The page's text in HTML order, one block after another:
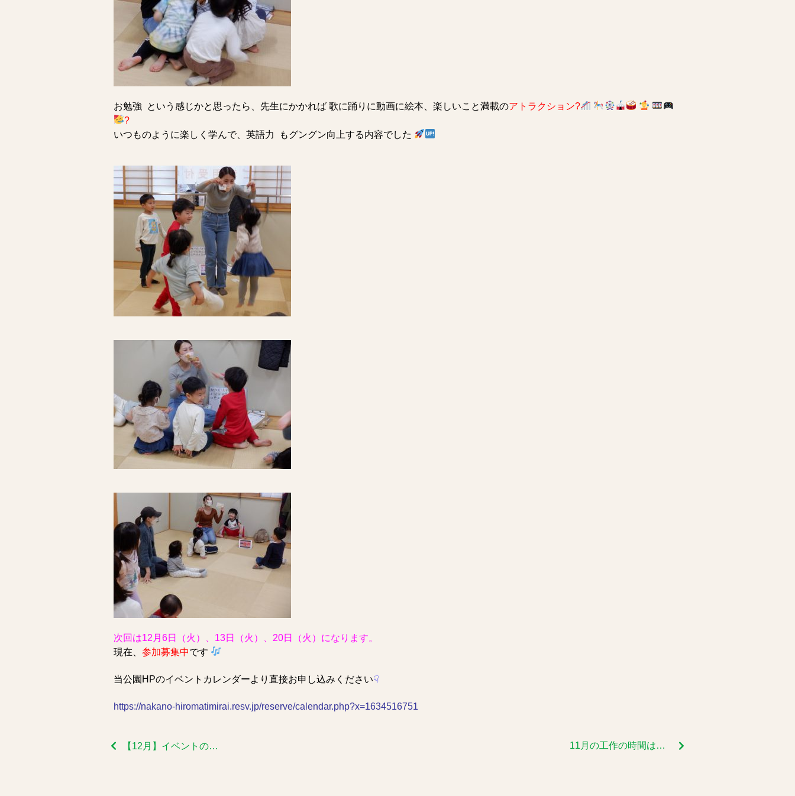
お勉強 という感じかと思ったら、先生にかかれば 歌に踊りに動画に絵本、楽しいこと満載のアトラクション?
?
いつものように楽しく学んで、英語力 もグングン向上する内容でした
次回は12月6日（火）、13日（火）、20日（火）になります。
現在、 参加募集中です
当公園HPのイベントカレンダーより直接お申し込みください☟
https://nakano-hiromatimirai.resv.jp/reserve/calendar.php?x=1634516751
【12月】イベントの受付が開始！！ 11月の工作の時間は